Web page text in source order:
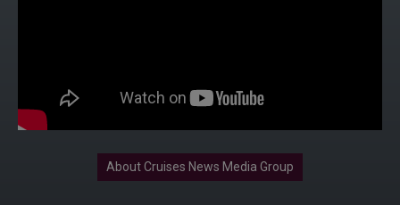
About Cruises News Media Group